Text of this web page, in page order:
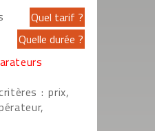
: prix,